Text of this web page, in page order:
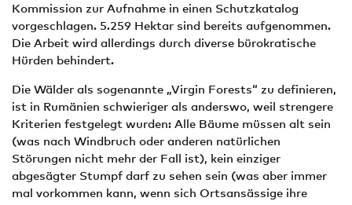
Kommission zur Aufnahme in einen Schutzkatalog
vorgeschlagen. 5.259 Hektar sind bereits aufgenommen.
Die Arbeit wird allerdings durch diverse bürokratische
Hürden behindert.
Die Wälder als sogenannte „Virgin Forests“ zu definieren,
ist in Rumänien schwieriger als anderswo, weil strengere
Kriterien festgelegt wurden: Alle Bäume müssen alt sein
(was nach Windbruch oder anderen natürlichen
Störungen nicht mehr der Fall ist), kein einziger
abgesägter Stumpf darf zu sehen sein (was aber immer
mal vorkommen kann, wenn sich Ortsansässige ihre